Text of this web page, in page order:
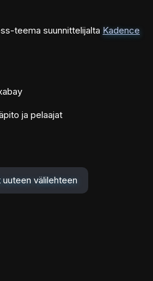
teema suunnittelijalta Kadence
ja pelaajat
uuteen välilehteen